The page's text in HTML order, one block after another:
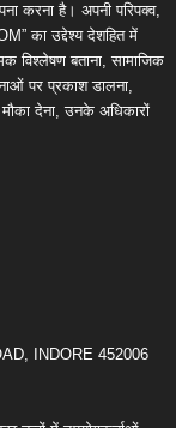
करना है। अपनी परिपक्व,
का उद्देश्य देशहित में
विश्लेषण बताना, सामाजिक
पर प्रकाश डालना,
देना, उनके अधिकारों
INDORE 452006